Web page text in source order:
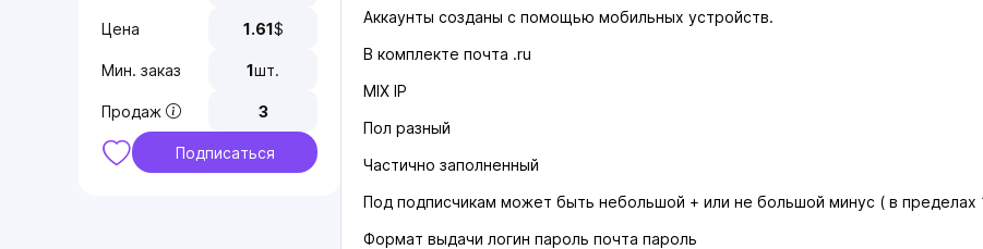
Цена 1.61$
Мин. заказ 1шт.
Продаж 3
Подписаться
Аккаунты созданы с помощью мобильных устройств.
В комплекте почта .ru
MIX IP
Пол разный
Частично заполненный
Под подписчикам может быть небольшой + или не большой минус ( в пределах
Формат выдачи логин пароль почта пароль